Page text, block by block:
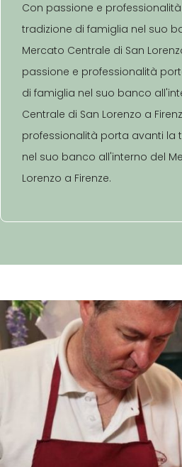
Con passione e
tradizione di famiglia nel suo
Mercato Centrale di San
passione e professionalità
di famiglia nel suo banco
Centrale di San Lorenzo a
professionalità porta avanti la
nel suo banco all'interno del
Lorenzo a Firenze.